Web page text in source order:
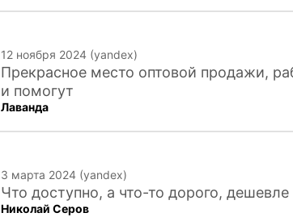
12 ноября 2024 (yandex)
Прекрасное место оптовой продажи,
и помогут
Лаванда
3 марта 2024 (yandex)
Что доступно, а что-то дорого,
Николай Серов